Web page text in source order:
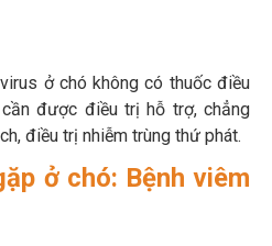
ở chó không có thuốc điều
được điều trị hỗ trợ, chẳng
điều trị nhiễm trùng thứ phát.
ở chó: Bệnh viêm